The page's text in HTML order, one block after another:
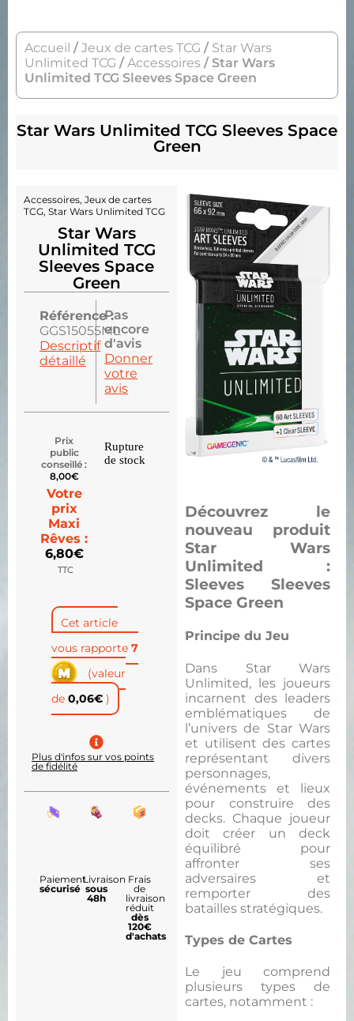
Accueil /Jeux de cartes TCG / Star Wars
Unlimited TCG /Accessoires / Star Wars
Unlimited TCG Sleeves Space Green
Star Wars Unlimited TCG Sleeves Space
Green
Découvrez le
nouveau produit
Star Wars
Unlimited :
Sleeves Sleeves
Space Green
Principe du Jeu
Dans Star Wars
Unlimited, les joueurs
incarnent des leaders
emblématiques de
l’univers de Star Wars
et utilisent des cartes
représentant divers
personnages,
événements et lieux
pour construire des
decks. Chaque joueur
doit créer un deck
équilibré pour
affronter ses
adversaires et
remporter des
batailles stratégiques.
Types de Cartes
Le jeu comprend
plusieurs types de
cartes, notamment :
Accessoires, Jeux de cartes
TCG, Star Wars Unlimited TCG
Star Wars
Unlimited TCG
Sleeves Space
Green
Référence :
GGS15055ML
Descriptif
détaillé
Pas
encore
d'avis
Donner
votre
avis
Prix
public
conseillé :
8,00€
Votre
prix
Maxi
Rêves :
6,80€
TTC
Rupture
de stock
Cet article
vous rapporte 7
(valeur
de 0,06€ )
Plus d'infos sur vos points
de fidélité
Paiement
sécurisé
Livraison
sous
48h
Frais
de
livraison
réduit
dès
120€
d'achats